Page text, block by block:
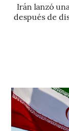
Irán lanzó
después de